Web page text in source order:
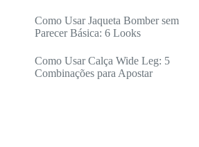
Como Usar Jaqueta Bomber sem
Parecer Básica: 6 Looks
Como Usar Calça Wide Leg: 5
Combinações para Apostar